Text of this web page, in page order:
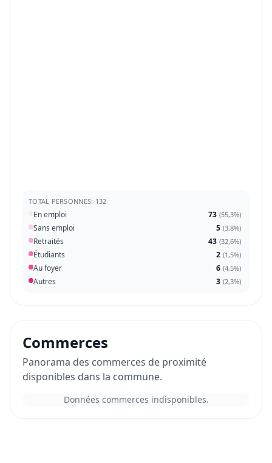
TOTAL PERSONNES: 132
En emploi 73 (55,3%)
Sans emploi 5 (3,8%)
Retraités 43 (32,6%)
Étudiants 2 (1,5%)
Au foyer 6 (4,5%)
Autres 3 (2,3%)
Commerces
Panorama des commerces de proximité
disponibles dans la commune.
Données commerces indisponibles.